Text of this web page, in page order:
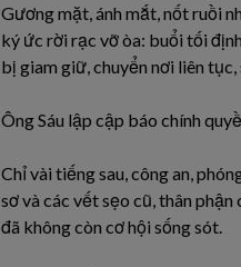
Gương mặt, ánh mắt, nốt ruồi
ký ức rời rạc vỡ òa: buổi tối
bị giam giữ, chuyển nơi liên
Ông Sáu lập cập báo chính
Chỉ vài tiếng sau, công an,
sơ và các vết sẹo cũ, thân phận
đã không còn cơ hội sống sót.